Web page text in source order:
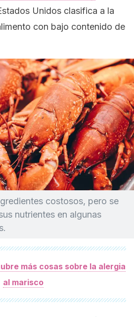
Unidos clasifica a la
con bajo contenido de
costosos, pero se
nutrientes en algunas
más cosas sobre la alergia
al marisco